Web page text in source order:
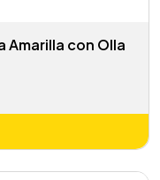
Amarilla con Olla